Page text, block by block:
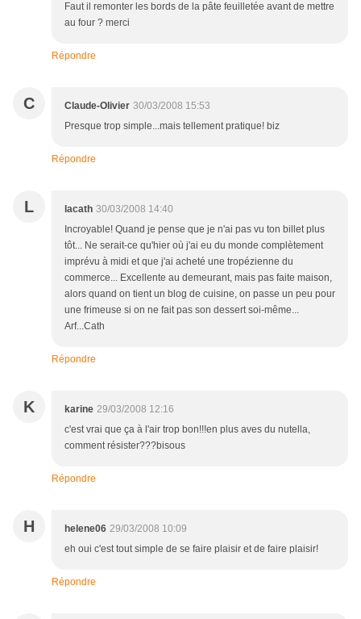
Faut il remonter les bords de la pâte feuilletée avant de mettre
au four ? merci
Répondre
C Claude-Olivier 30/03/2008 15:53
Presque trop simple...mais tellement pratique! biz
Répondre
L lacath 30/03/2008 14:40
Incroyable! Quand je pense que je n'ai pas vu ton billet plus
tôt... Ne serait-ce qu'hier où j'ai eu du monde complètement
imprévu à midi et que j'ai acheté une tropézienne du
commerce... Excellente au demeurant, mais pas faite maison,
alors quand on tient un blog de cuisine, on passe un peu pour
une frimeuse si on ne fait pas son dessert soi-même...
Arf...Cath
Répondre
K karine 29/03/2008 12:16
c'est vrai que ça à l'air trop bon!!!en plus aves du nutella,
comment résister???bisous
Répondre
H helene06 29/03/2008 10:09
eh oui c'est tout simple de se faire plaisir et de faire plaisir!
Répondre